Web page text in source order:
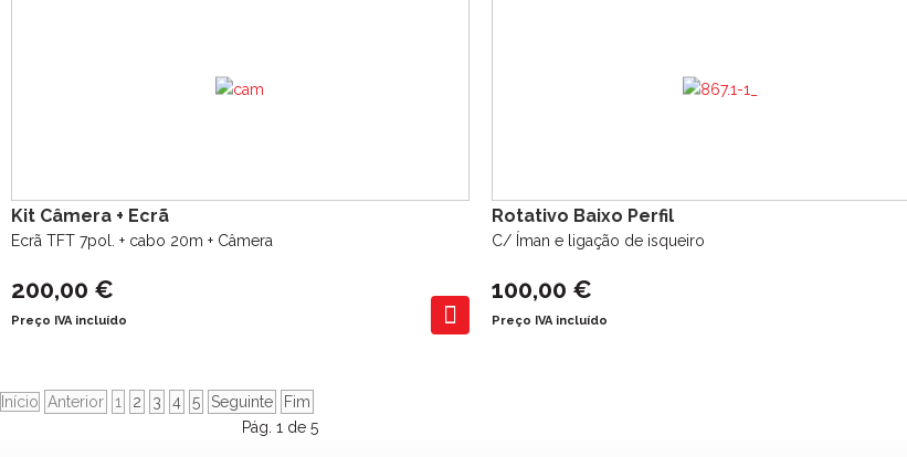
Kit Câmera + Ecrã
Ecrã TFT 7pol. + cabo 20m + Câmera
200,00 €
Preço IVA incluído
Rotativo Baixo Perfil
C/ Íman e ligação de isqueiro
100,00 €
Preço IVA incluído
Início Anterior 1 2 3 4 5 Seguinte
Fim
Pág. 1 de 5